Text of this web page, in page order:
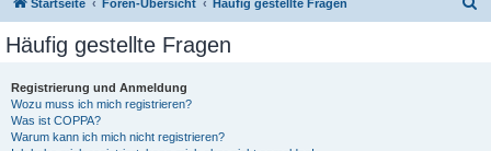
Startseite Foren-Übersicht Häufig gestellte Fragen
Häufig gestellte Fragen
Registrierung und Anmeldung
Wozu muss ich mich registrieren?
Was ist COPPA?
Warum kann ich mich nicht registrieren?